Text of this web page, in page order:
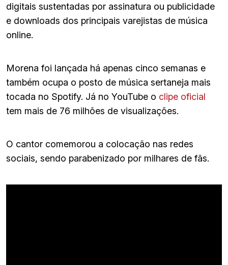
digitais sustentadas por assinatura ou publicidade
e downloads dos principais varejistas de música
online.
Morena foi lançada há apenas cinco semanas e
também ocupa o posto de música sertaneja mais
tocada no Spotify. Já no YouTube o clipe oficial
tem mais de 76 milhões de visualizações.
O cantor comemorou a colocação nas redes
sociais, sendo parabenizado por milhares de fãs.